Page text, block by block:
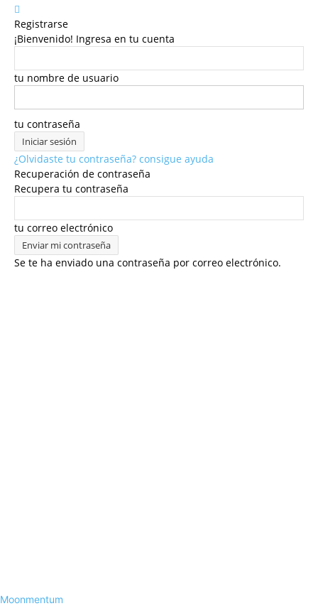
Registrarse
¡Bienvenido! Ingresa en tu cuenta
tu nombre de usuario
tu contraseña
¿Olvidaste tu contraseña? consigue ayuda
Recuperación de contraseña
Recupera tu contraseña
tu correo electrónico
Se te ha enviado una contraseña por correo electrónico.
Moonmentum